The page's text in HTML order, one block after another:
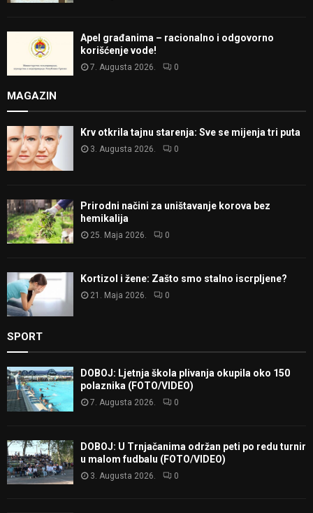
Apel građanima – racionalno i odgovorno
korišćenje vode!
7. Augusta 2026. 0
MAGAZIN
Krv otkrila tajnu starenja: Sve se mijenja tri puta
3. Augusta 2026. 0
Prirodni načini za uništavanje korova bez
hemikalija
25. Maja 2026. 0
Kortizol i žene: Zašto smo stalno iscrpljene?
21. Maja 2026. 0
SPORT
DOBOJ: Ljetnja škola plivanja okupila oko 150
polaznika (FOTO/VIDEO)
7. Augusta 2026. 0
DOBOJ: U Trnjačanima održan peti po redu turnir
u malom fudbalu (FOTO/VIDEO)
3. Augusta 2026. 0